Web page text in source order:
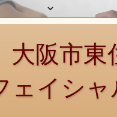
大阪市東
ェイシ